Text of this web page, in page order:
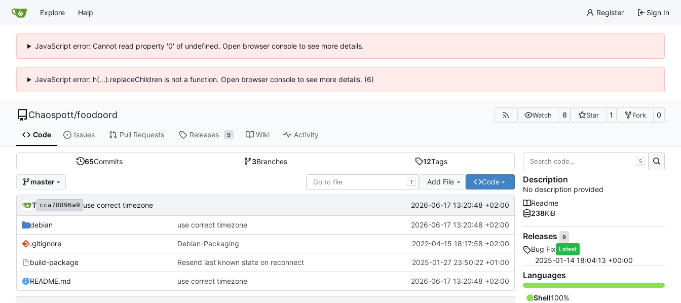
Explore Help Register Sign In
JavaScript error: Cannot read property '0' of undefined. Open browser console to see more details.
JavaScript error: h(...).replaceChildren is not a function. Open browser console to see more details. (6)
Chaospott/foodoord Watch 8 Star 1 Fork 0
Code Issues Pull Requests Releases 9 Wiki Activity
65Commits 3Branches 12Tags
master T Add File Code
T cca78896a9 use correct timezone 2026-06-17 13:20:48 +02:00
debian use correct timezone 2026-06-17 13:20:48 +02:00
.gitignore Debian-Packaging 2022-04-15 18:17:58 +02:00
build-package Resend last known state on reconnect 2025-01-27 23:50:22 +01:00
README.md use correct timezone 2026-06-17 13:20:48 +02:00
S
Description
No description provided
Readme
238KiB
Releases 9
Bug Fix Latest
2025-01-14 18:04:13 +00:00
Languages
Shell100%